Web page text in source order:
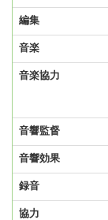
編集
音楽
音楽協力
音響監督
音響効果
録音
協力